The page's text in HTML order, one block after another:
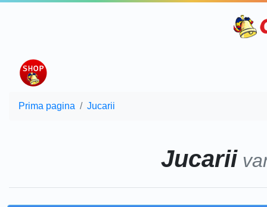
Prima pagina Jucarii
Jucarii